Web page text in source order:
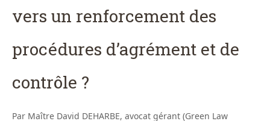
vers un renforcement des
procédures d’agrément et de
contrôle ?
Par Maître David DEHARBE, avocat gérant (Green Law